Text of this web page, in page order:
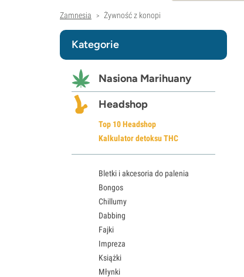
Zamnesia > Żywność z konopi
Kategorie
Nasiona Marihuany
Headshop
Top 10 Headshop
Kalkulator detoksu THC
Bletki i akcesoria do palenia
Bongos
Chillumy
Dabbing
Fajki
Impreza
Książki
Młynki